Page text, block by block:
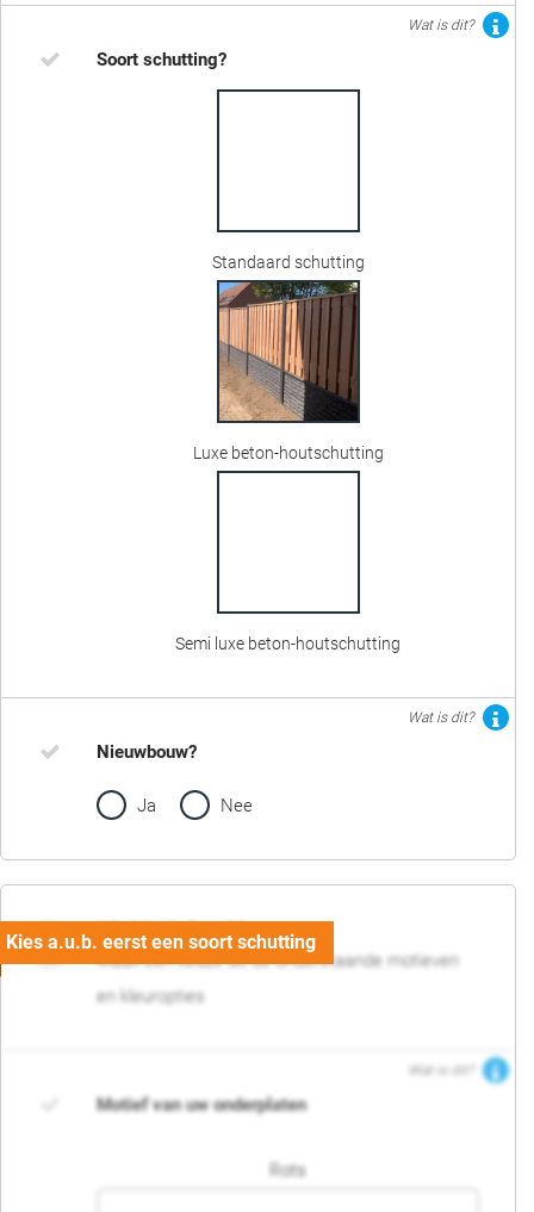
Wat is dit?
Soort schutting?
Standaard schutting
Luxe beton-houtschutting
Semi luxe beton-houtschutting
Wat is dit?
Nieuwbouw?
Ja Nee
02. Motief en kleur
Maak een keuze uit de onderstaande motieven
en kleuropties
Wat is dit?
Motief van uw onderplaten
Rots